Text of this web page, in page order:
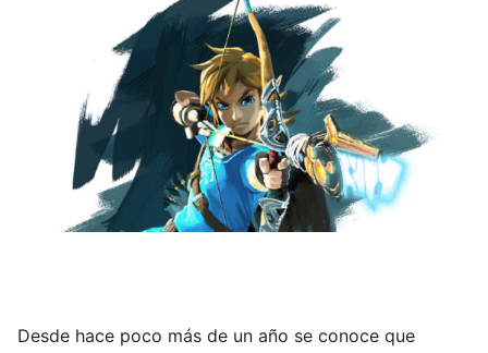
Desde hace poco más de un año se conoce que